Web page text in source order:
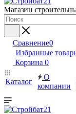
Магазин
Сравнение0
Избранные
Корзина 0
Каталог
О
компании